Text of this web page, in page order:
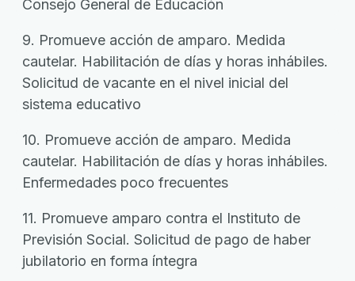
Consejo General de Educación
9. Promueve acción de amparo. Medida
cautelar. Habilitación de días y horas inhábiles.
Solicitud de vacante en el nivel inicial del
sistema educativo
10. Promueve acción de amparo. Medida
cautelar. Habilitación de días y horas inhábiles.
Enfermedades poco frecuentes
11. Promueve amparo contra el Instituto de
Previsión Social. Solicitud de pago de haber
jubilatorio en forma íntegra